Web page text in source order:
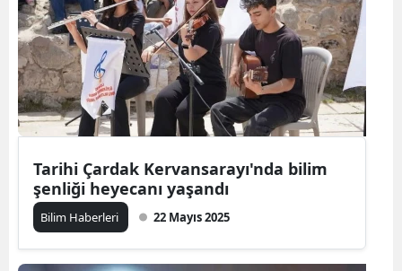
Tarihi Çardak Kervansarayı'nda bilim
şenliği heyecanı yaşandı
Bilim Haberleri 22 Mayıs 2025